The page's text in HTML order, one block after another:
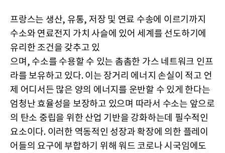
프랑스는 생산, 유통, 저장 및 연료 수송에 이르기까지
수소와 연료전지 가치 사슬에 있어 세계를 선도하기에
유리한 조건을 갖추고 있
으며, 수소를 수용할 수 있는 촘촘한 가스 네트워크 인프
라를 보유하고 있다. 이는 장거리 에너지 손실이 적고 언
제 어디서든 많은 양의 에너지를 운반할 수 있게 한다는
엄청난 효율성을 보장하고 있으며 따라서 수소는 앞으로
의 탄소 중립을 위한 산업 기반을 강화하는데 필수적인
요소이다. 이러한 역동적인 성장과 확장에 의한 플레이
어들의 요구에 부합하기 위해 워드 코로나 시국임에도